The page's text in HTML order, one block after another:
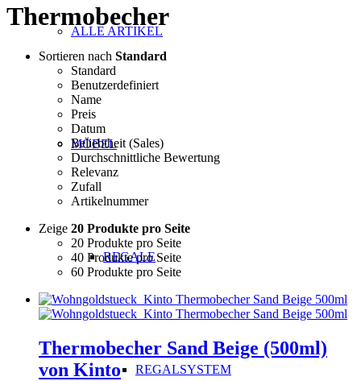
ALLE ARTIKEL
MÖBEL
REGALE
REGALSYSTEM
Thermobecher
Sortieren nach Standard
Standard
Benutzerdefiniert
Name
Preis
Datum
Beliebtheit (Sales)
Durchschnittliche Bewertung
Relevanz
Zufall
Artikelnummer
Zeige 20 Produkte pro Seite
20 Produkte pro Seite
40 Produkte pro Seite
60 Produkte pro Seite
Thermobecher Sand Beige (500ml)
von Kinto